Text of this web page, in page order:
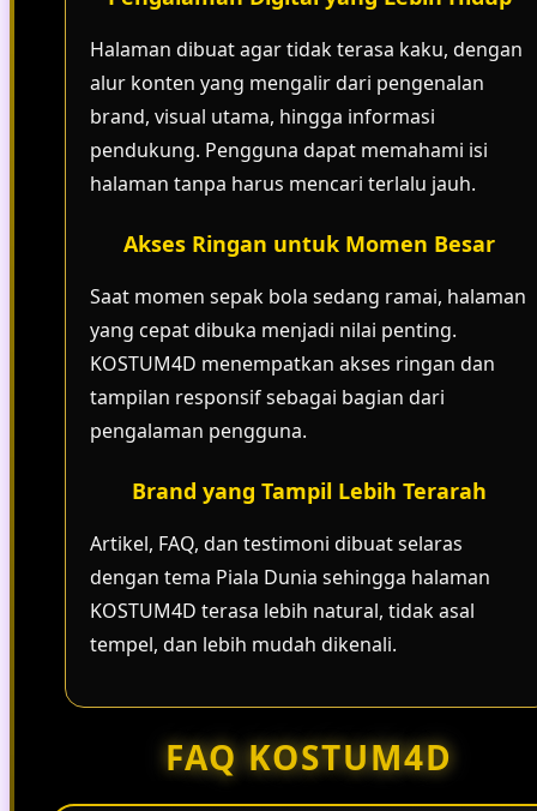
Halaman dibuat agar tidak terasa kaku, dengan
alur konten yang mengalir dari pengenalan
brand, visual utama, hingga informasi
pendukung. Pengguna dapat memahami isi
halaman tanpa harus mencari terlalu jauh.
Akses Ringan untuk Momen Besar
Saat momen sepak bola sedang ramai, halaman
yang cepat dibuka menjadi nilai penting.
KOSTUM4D menempatkan akses ringan dan
tampilan responsif sebagai bagian dari
pengalaman pengguna.
Brand yang Tampil Lebih Terarah
Artikel, FAQ, dan testimoni dibuat selaras
dengan tema Piala Dunia sehingga halaman
KOSTUM4D terasa lebih natural, tidak asal
tempel, dan lebih mudah dikenali.
FAQ KOSTUM4D